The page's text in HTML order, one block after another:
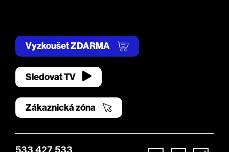
Vyzkoušet ZDARMA
Sledovat TV
Zákaznická zóna
533 427 533